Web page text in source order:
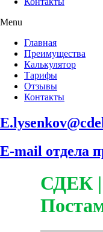
Menu
Главная
Преимущества
Калькулятор
Тарифы
Отзывы
Контакты
E-mail отдела
СДЕК |